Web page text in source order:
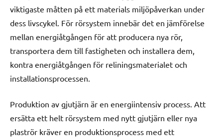
viktigaste måtten på ett materials miljöpåverkan under
dess livscykel. För rörsystem innebär det en jämförelse
mellan energiåtgången för att producera nya rör,
transportera dem till fastigheten och installera dem,
kontra energiåtgången för reliningsmaterialet och
installationsprocessen.
Produktion av gjutjärn är en energiintensiv process. Att
ersätta ett helt rörsystem med nytt gjutjärn eller nya
plaströr kräver en produktionsprocess med ett